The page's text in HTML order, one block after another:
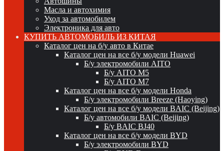
Масла и автохимия
Уход за автомобилем
Электроника для авто
КУПИТЬ АВТОМОБИЛЬ ИЗ КИТАЯ
Каталог цен на б/у авто в Китае
Каталог цен на все б/у модели Huawei
Б/у электромобили AITO
Б/у AITO M5
Б/у AITO M7
Каталог цен на все б/у модели Honda
Б/у электромобили Breeze (Haoying)
Каталог цен на все б/у модели BAIC (Beijing)
Б/у автомобили BAIC (Beijing)
Б/у BAIC BJ40
Каталог цен на все б/у модели BYD
Б/у электромобили BYD